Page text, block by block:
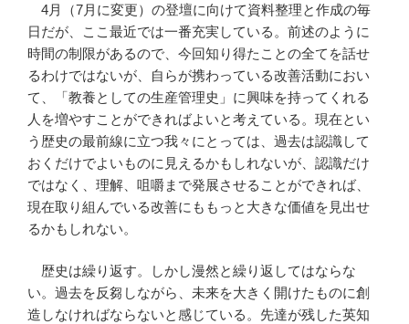
4月（7月に変更）の登壇に向けて資料整理と作成の毎
日だが、ここ最近では一番充実している。前述のように
時間の制限があるので、今回知り得たことの全てを話せ
るわけではないが、自らが携わっている改善活動におい
て、「教養としての生産管理史」に興味を持ってくれる
人を増やすことができればよいと考えている。現在とい
う歴史の最前線に立つ我々にとっては、過去は認識して
おくだけでよいものに見えるかもしれないが、認識だけ
ではなく、理解、咀嚼まで発展させることができれば、
現在取り組んでいる改善にももっと大きな価値を見出せ
るかもしれない。
歴史は繰り返す。しかし漫然と繰り返してはならな
い。過去を反芻しながら、未来を大きく開けたものに創
造しなければならないと感じている。先達が残した英知